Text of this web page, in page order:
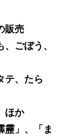
販売
ごぼう、
テ、たら
ほか
靂」、「ま